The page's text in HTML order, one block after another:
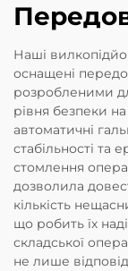
Наші
оснащені
розробленими
рівня безпеки
автоматичні
стабільності та
стомлення
дозволила
кількість
що робить їх
складської
не лише